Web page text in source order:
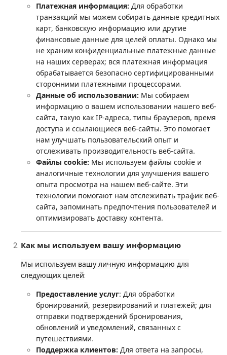
Платежная информация: Для обработки
транзакций мы можем собирать данные кредитных
карт, банковскую информацию или другие
финансовые данные для целей оплаты. Однако мы
не храним конфиденциальные платежные данные
на наших серверах; вся платежная информация
обрабатывается безопасно сертифицированными
сторонними платежными процессорами.
Данные об использовании: Мы собираем
информацию о вашем использовании нашего веб-
сайта, такую как IP-адреса, типы браузеров, время
доступа и ссылающиеся веб-сайты. Это помогает
нам улучшать пользовательский опыт и
отслеживать производительность веб-сайта.
Файлы cookie: Мы используем файлы cookie и
аналогичные технологии для улучшения вашего
опыта просмотра на нашем веб-сайте. Эти
технологии помогают нам отслеживать трафик веб-
сайта, запоминать предпочтения пользователей и
оптимизировать доставку контента.
Как мы используем вашу информацию
Мы используем вашу личную информацию для
следующих целей:
Предоставление услуг: Для обработки
бронирований, резервирований и платежей; для
отправки подтверждений бронирования,
обновлений и уведомлений, связанных с
путешествиями.
Поддержка клиентов: Для ответа на запросы,